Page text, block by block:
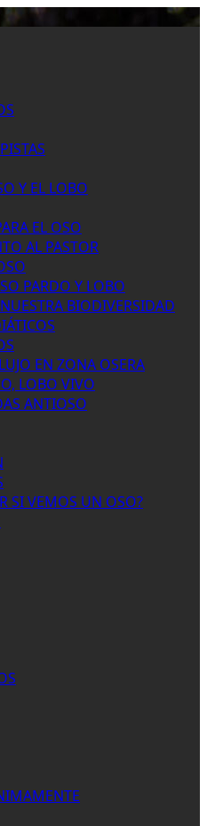
Y EL LOBO
EL OSO
AL PASTOR
PARDO Y LOBO
BIODIVERSIDAD
EN ZONA OSERA
LOBO VIVO
ANTIOSO
SI VEMOS UN OSO?